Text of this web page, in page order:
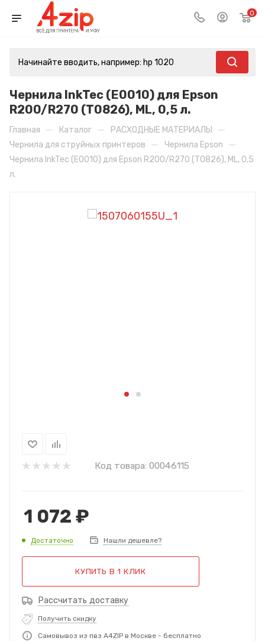
0
Чернила InkTec (E0010) для Epson
R200/R270 (T0826), ML, 0,5 л.
Главная — Каталог — РАСХОДНЫЕ МАТЕРИАЛЫ —
Чернила для струйных принтеров — Чернила Epson —
Чернила InkTec (E0010) для Epson R200/R270 (T0826), ML, 0,5
л.
Код товара: 00046115
1 072 ₽
Достаточно Нашли дешевле?
КУПИТЬ В 1 КЛИК
Рассчитать доставку
Получить скидку
Самовывоз из пвз A4ZIP в Москве - бесплатно